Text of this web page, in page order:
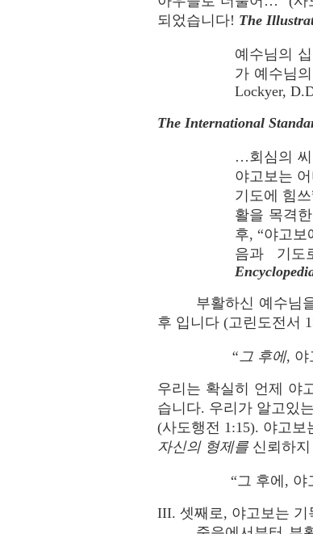
되었습니다! The
예수님의
가 예수님
Lockyer,
The International
…회심의 씨
야고보는
기도에 힘
활을 목격
후, “야고
음과 기도
부활하신 예수님
후 입니다 (고린도전서
“그 후에, 야
우리는 확실히 언제 야
습니다. 우리가 알고있
(사도행전 1:15). 야고
자신의 형제를 신뢰하
“그 후에, 야
III. 셋째로, 야고보는 기